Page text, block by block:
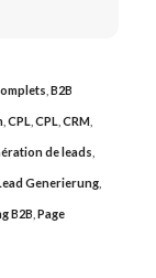
B2B
, CPL CPL CRM,
de leads
Generierung,
B2B Page